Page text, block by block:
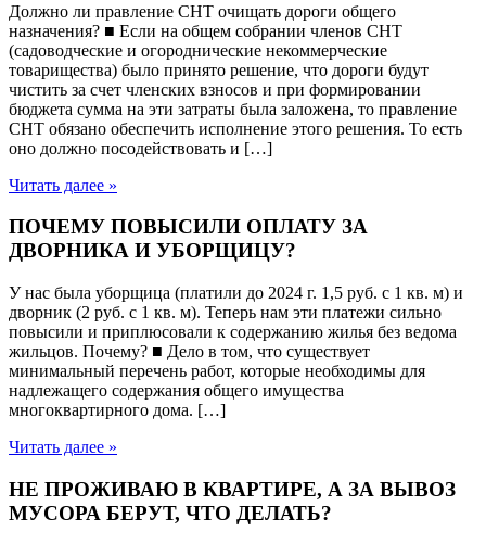
Должно ли правление СНТ очищать дороги общего
назначения? ■ Если на общем собрании членов СНТ
(садоводческие и огороднические некоммерческие
товарищества) было принято решение, что дороги будут
чистить за счет членских взносов и при формировании
бюджета сумма на эти затраты была заложена, то правление
СНТ обязано обеспечить исполнение этого решения. То есть
оно должно посодействовать и […]
Читать далее »
ПОЧЕМУ ПОВЫСИЛИ ОПЛАТУ ЗА
ДВОРНИКА И УБОРЩИЦУ?
У нас была уборщица (платили до 2024 г. 1,5 руб. с 1 кв. м) и
дворник (2 руб. с 1 кв. м). Теперь нам эти платежи сильно
повысили и приплюсовали к содержанию жилья без ведома
жильцов. Почему? ■ Дело в том, что существует
минимальный перечень работ, которые необходимы для
надлежащего содержания общего имущества
многоквартирного дома. […]
Читать далее »
НЕ ПРОЖИВАЮ В КВАРТИРЕ, А ЗА ВЫВОЗ
МУСОРА БЕРУТ, ЧТО ДЕЛАТЬ?